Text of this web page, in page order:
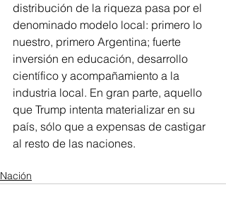
distribución de la riqueza pasa por el
denominado modelo local: primero lo
nuestro, primero Argentina; fuerte
inversión en educación, desarrollo
científico y acompañamiento a la
industria local. En gran parte, aquello
que Trump intenta materializar en su
país, sólo que a expensas de castigar
al resto de las naciones.
Nación